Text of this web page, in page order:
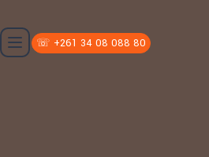
☏ +261 34 08 088 80